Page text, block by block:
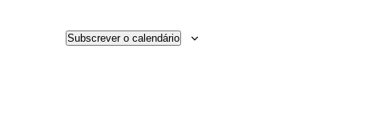
Subscrever o calendário